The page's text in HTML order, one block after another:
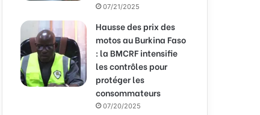
07/21/2025
Hausse des prix des
motos au Burkina Faso
: la BMCRF intensifie
les contrôles pour
protéger les
consommateurs
07/20/2025